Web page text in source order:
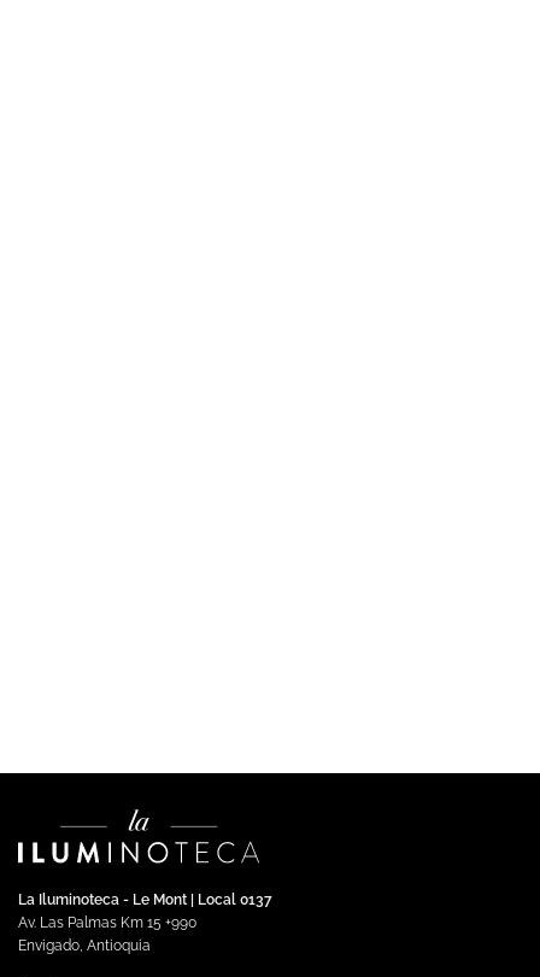
Las
opciones
se
pueden
elegir
La Iluminoteca - Le Mont | Local 0137
Av. Las Palmas Km 15 +990
Envigado, Antioquia